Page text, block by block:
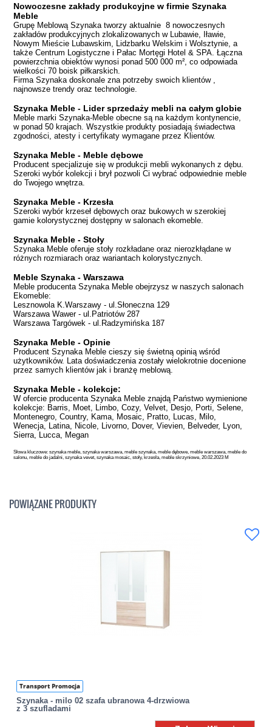
Nowoczesne zakłady produkcyjne w firmie Szynaka
Meble
Grupę Meblową Szynaka tworzy aktualnie 8 nowoczesnych
zakładów produkcyjnych zlokalizowanych w Lubawie, Iławie,
Nowym Mieście Lubawskim, Lidzbarku Welskim i Wolsztynie, a
także Centrum Logistyczne i Pałac Mortęgi Hotel & SPA. Łączna
powierzchnia obiektów wynosi ponad 500 000 m², co odpowiada
wielkości 70 boisk piłkarskich.
Firma Szynaka doskonale zna potrzeby swoich klientów ,
najnowsze trendy oraz technologie.
Szynaka Meble - Lider sprzedaży mebli na całym globie
Meble marki Szynaka-Meble obecne są na każdym kontynencie,
w ponad 50 krajach. Wszystkie produkty posiadają świadectwa
zgodności, atesty i certyfikaty wymagane przez Klientów.
Szynaka Meble - Meble dębowe
Producent specjalizuje się w produkcji mebli wykonanych z dębu.
Szeroki wybór kolekcji i brył pozwoli Ci wybrać odpowiednie meble
do Twojego wnętrza.
Szynaka Meble - Krzesła
Szeroki wybór krzeseł dębowych oraz bukowych w szerokiej
gamie kolorystycznej dostępny w salonach ekomeble.
Szynaka Meble - Stoły
Szynaka Meble oferuje stoły rozkładane oraz nierozkłądane w
różnych rozmiarach oraz wariantach kolorystycznych.
Meble Szynaka - Warszawa
Meble producenta Szynaka Meble obejrzysz w naszych salonach
Ekomeble:
Lesznowola K.Warszawy - ul.Słoneczna 129
Warszawa Wawer - ul.Patriotów 287
Warszawa Targówek - ul.Radzymińska 187
Szynaka Meble - Opinie
Producent Szynaka Meble cieszy się świetną opinią wśród
użytkowników. Lata doświadczenia zostały wielokrotnie docenione
przez samych klientów jak i branżę meblową.
Szynaka Meble - kolekcje:
W ofercie producenta Szynaka Meble znajdą Państwo wymienione
kolekcje: Barris, Moet, Limbo, Cozy, Velvet, Desjo, Porti, Selene,
Montenegro, Country, Kama, Mosaic, Pratto, Lucas, Milo,
Wenecja, Latina, Nicole, Livorno, Dover, Vievien, Belveder, Lyon,
Sierra, Lucca, Megan
Słowa kluczowe: szynaka meble, szynaka warszawa, meble szynaka, meble dębowe, meble warszawa, meble do
salonu, meble do jadalni, szynaka vevet, szynaka mosaic, stoły, krzesła, meble skrzyniowe, 20.02.2023 M
POWIĄZANE PRODUKTY
Transport Promocja
Szynaka - milo 02 szafa ubranowa 4-drzwiowa
z 3 szufladami